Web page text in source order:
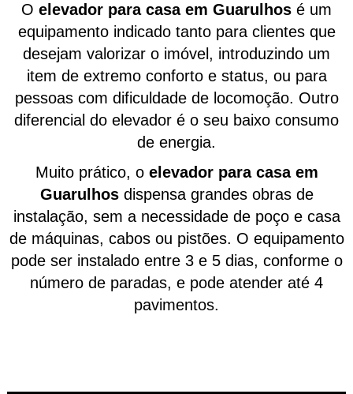
O elevador para casa em Guarulhos é um
equipamento indicado tanto para clientes que
desejam valorizar o imóvel, introduzindo um
item de extremo conforto e status, ou para
pessoas com dificuldade de locomoção. Outro
diferencial do elevador é o seu baixo consumo
de energia.
Muito prático, o elevador para casa em
Guarulhosdispensa grandes obras de
instalação, sem a necessidade de poço e casa
de máquinas, cabos ou pistões. O equipamento
pode ser instalado entre 3 e 5 dias, conforme o
número de paradas, e pode atender até 4
pavimentos.